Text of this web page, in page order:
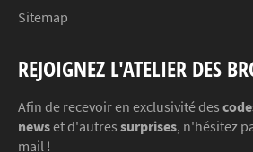
Sitemap
REJOIGNEZ L'ATELIER DES
Afin de recevoir en exclusivité des
newset d'autres surprises, n'hésitez
mail !